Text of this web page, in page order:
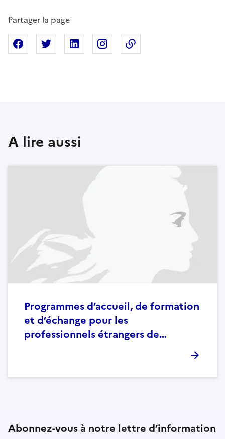
Partager la page
Partager sur Facebook
Partager sur XPartager sur Linkedin
Partager sur Instagram
A lire aussi
Programmes d’accueil, de formation
et d’échange pour les
professionnels étrangers de…
Abonnez-vous à notre lettre d’information